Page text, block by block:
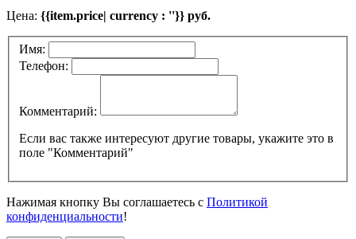
Цена: {{item.price| currency : ''}} руб.
Имя:
Телефон:
Комментарий:
Если вас также интересуют другие товары, укажите это в
поле "Комментарий"
Нажимая кнопку Вы соглашаетесь с Политикой
конфиденциальности!